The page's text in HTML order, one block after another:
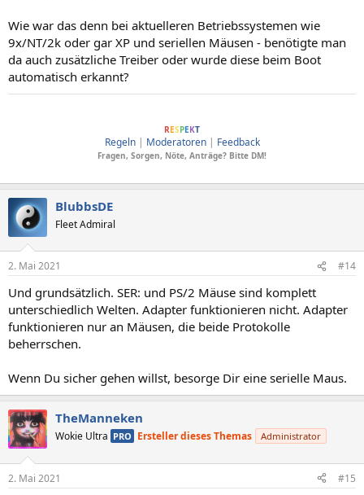
Wie war das denn bei aktuelleren Betriebssystemen wie
9x/NT/2k oder gar XP und seriellen Mäusen - benötigte man
da auch zusätzliche Treiber oder wurde diese beim Boot
automatisch erkannt?
RESPEKT
Regeln| Moderatoren| Feedback
Fragen, Sorgen, Nöte, Anträge? Bitte DM!
BlubbsDE
Fleet Admiral
2. Mai 2021 #14
Und grundsätzlich. SER: und PS/2 Mäuse sind komplett
unterschiedlich Welten. Adapter funktionieren nicht. Adapter
funktionieren nur an Mäusen, die beide Protokolle
beherrschen.
Wenn Du sicher gehen willst, besorge Dir eine serielle Maus.
TheManneken
Wokie Ultra PRO Ersteller dieses Themas Administrator
2. Mai 2021 #15